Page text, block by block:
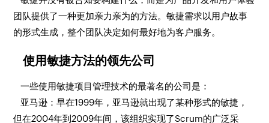
团队提供了一种更加亲力亲为的方法。敏捷需求以用户故事
的形式生成，整个团队决定如何最好地为客户服务。
使用敏捷方法的领先公司
一些使用敏捷项目管理技术的最著名的公司是：
亚马逊：早在1999年，亚马逊就出现了某种形式的敏捷，
但在2004年到2009年间，该组织实现了Scrum的广泛采